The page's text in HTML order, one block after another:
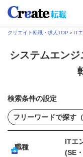
クリエイト転職・求人TOP ＞ IT
システムエン
検索条件の設定
職種
ITエ
(SE